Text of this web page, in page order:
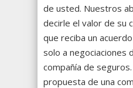
de usted. Nuestros
decirle el valor de su
que reciba un
solo a negociaciones
compañía de
propuesta de una